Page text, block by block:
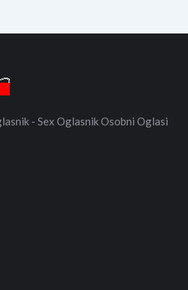
- Sex Oglasnik Osobni Oglasi